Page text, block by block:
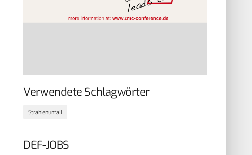
Verwendete Schlagwörter
Strahlenunfall
DEF-JOBS